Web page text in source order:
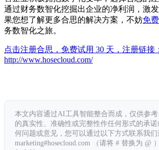
通过财务数智化挖掘出企业的净利润，激
果您想了解更多合思的解决方案，不妨免
务数智化之旅。
点击注册合思，免费试用 30 天，注册链接：
http://www.hosecloud.com/
本文内容通过AI工具智能整合而成，仅供参
的真实性、准确性或完整性作任何形式的承
何问题或意见，您可以通过以下方式联系我们
marketing#hosecloud.com （请将 # 替换为 @